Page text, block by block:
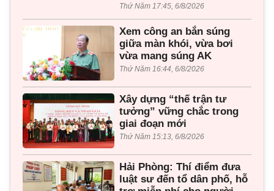
Thứ Năm 17:45, 6/8/2026
Xem công an bắn súng
giữa màn khói, vừa bơi
vừa mang súng AK
Thứ Năm 16:44, 6/8/2026
Xây dựng “thế trận tư
tưởng” vững chắc trong
giai đoạn mới
Thứ Năm 15:13, 6/8/2026
Hải Phòng: Thí điểm đưa
luật sư đến tổ dân phố, hỗ